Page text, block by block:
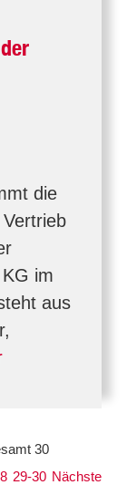
die
im
aus
30
29-30 Nächste